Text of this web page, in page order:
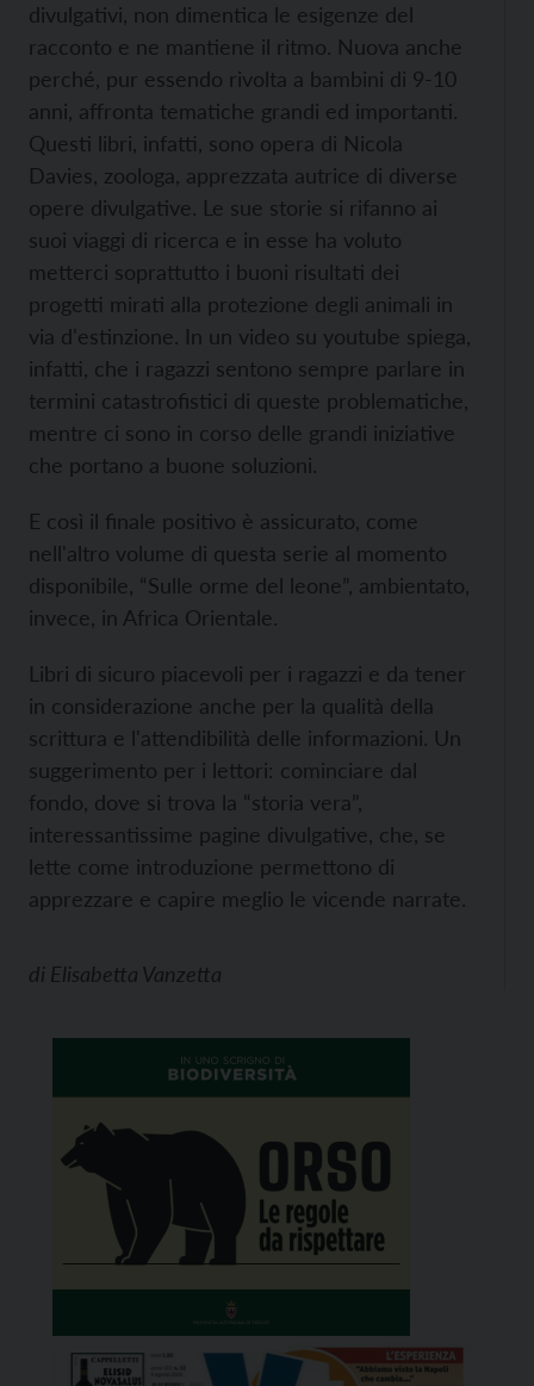
divulgativi, non dimentica le esigenze del
racconto e ne mantiene il ritmo. Nuova anche
perché, pur essendo rivolta a bambini di 9-10
anni, affronta tematiche grandi ed importanti.
Questi libri, infatti, sono opera di Nicola
Davies, zoologa, apprezzata autrice di diverse
opere divulgative. Le sue storie si rifanno ai
suoi viaggi di ricerca e in esse ha voluto
metterci soprattutto i buoni risultati dei
progetti mirati alla protezione degli animali in
via d'estinzione. In un video su youtube spiega,
infatti, che i ragazzi sentono sempre parlare in
termini catastrofistici di queste problematiche,
mentre ci sono in corso delle grandi iniziative
che portano a buone soluzioni.
E così il finale positivo è assicurato, come
nell'altro volume di questa serie al momento
disponibile, “Sulle orme del leone”, ambientato,
invece, in Africa Orientale.
Libri di sicuro piacevoli per i ragazzi e da tener
in considerazione anche per la qualità della
scrittura e l'attendibilità delle informazioni. Un
suggerimento per i lettori: cominciare dal
fondo, dove si trova la “storia vera”,
interessantissime pagine divulgative, che, se
lette come introduzione permettono di
apprezzare e capire meglio le vicende narrate.
di Elisabetta Vanzetta